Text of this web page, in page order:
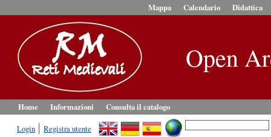
Mappa Calendario Didattica
Open
Home Informazioni
Consulta il catalogo
Login
Registra utente